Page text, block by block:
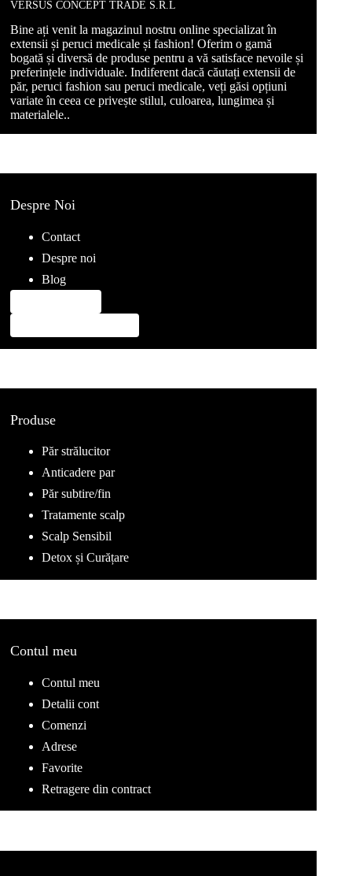
VERSUS CONCEPT TRADE S.R.L
Bine ați venit la magazinul nostru online specializat în
extensii și peruci medicale și fashion! Oferim o gamă
bogată și diversă de produse pentru a vă satisface nevoile și
preferințele individuale. Indiferent dacă căutați extensii de
păr, peruci fashion sau peruci medicale, veți găsi opțiuni
variate în ceea ce privește stilul, culoarea, lungimea și
materialele..
Despre Noi
Contact
Despre noi
Blog
Produse
Păr strălucitor
Anticadere par
Păr subtire/fin
Tratamente scalp
Scalp Sensibil
Detox și Curățare
Contul meu
Contul meu
Detalii cont
Comenzi
Adrese
Favorite
Retragere din contract